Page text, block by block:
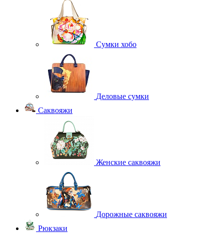
Сумки хобо
Деловые сумки
Саквояжи
Женские саквояжи
Дорожные саквояжи
Рюкзаки